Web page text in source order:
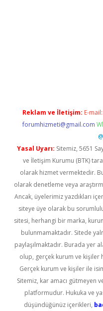
Reklam ve İletişim: E-mail:
forumhizmeti@gmail.com
Yasal Uyarı: Sitemiz, 5651
ve İletişim Kurumu (BTK)
olarak hizmet vermektedir.
olarak denetleme veya
Ancak, üyelerimiz yazdıkları
siteye üye olarak bu
sitesi, herhangi bir marka,
bulunmamaktadır. Sitede
paylaşılmaktadır. Burada yer
olup, gerçek kurum ve kişiler
Gerçek kurum ve kişiler ile
Sitemiz, kar amacı gütmeyen
platformudur. Hukuka ve
düşündüğünüz içerikleri,